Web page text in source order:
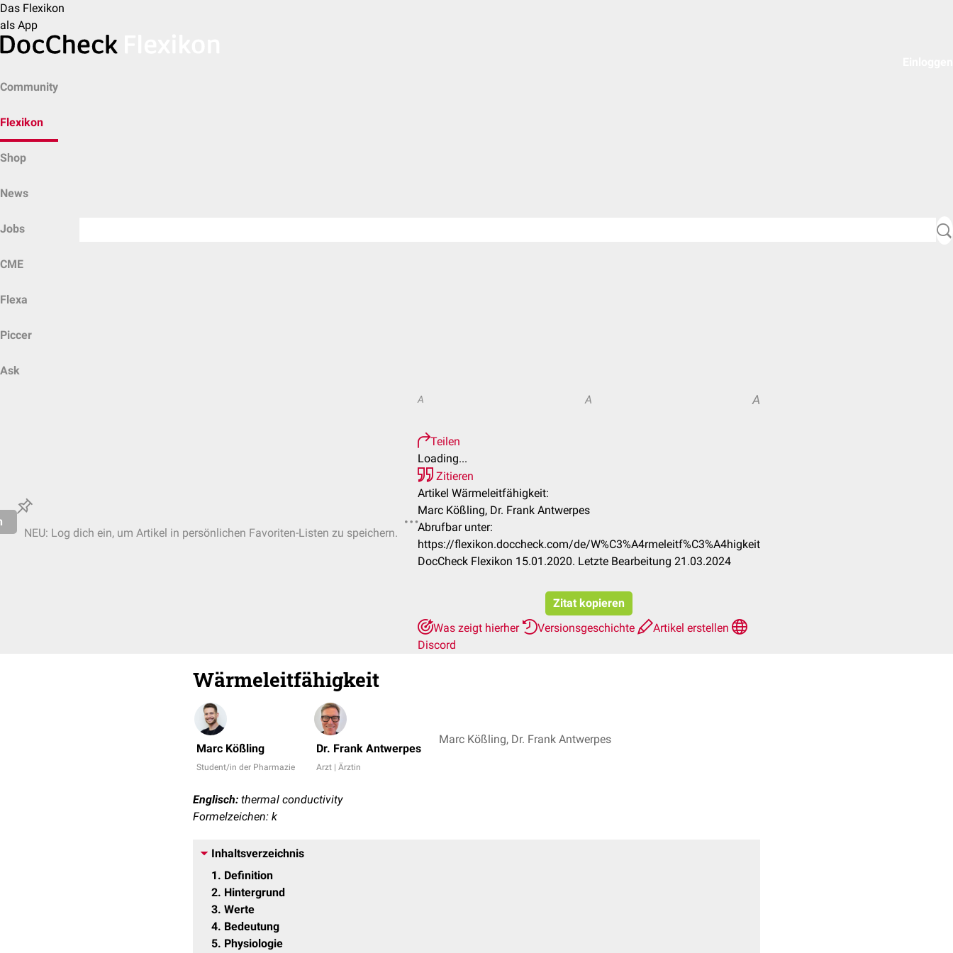
Das Flexikon
als App
Community
Flexikon
Shop
News
Jobs
CME
Flexa
Piccer
Ask
NEU: Log dich ein, um Artikel in persönlichen Favoriten-Listen zu speichern.
A A A
Teilen
Loading...
Zitieren
Artikel Wärmeleitfähigkeit:
Marc Kößling, Dr. Frank Antwerpes
Abrufbar unter:
https://flexikon.doccheck.com/de/W%C3%A4rmeleitf%C3%A4higkeit
DocCheck Flexikon 15.01.2020. Letzte Bearbeitung 21.03.2024
Zitat kopieren
Was zeigt hierher
Versionsgeschichte
Artikel erstellen
Discord
Wärmeleitfähigkeit
Marc Kößling
Student/in der Pharmazie
Dr. Frank Antwerpes
Arzt | Ärztin
Marc Kößling, Dr. Frank Antwerpes
Englisch: thermal conductivity
Formelzeichen: k
Inhaltsverzeichnis
1
Definition
2 Hintergrund
3 Werte
4 Bedeutung
5 Physiologie